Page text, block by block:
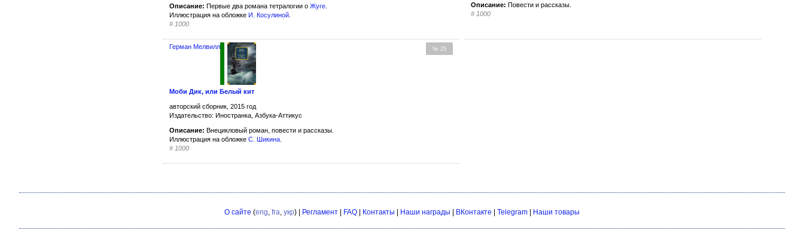
Описание: Первые два романа тетралогии о Жуге
Иллюстрация на обложке И. Косулиной
# 1000
Описание: Повести и рассказы.
# 1000
№ 25
Герман Мелвилл
Моби Дик, или Белый кит
авторский сборник, 2015 год
Издательство: Иностранка, Азбука-Аттикус
Описание: Внецикловый роман, повести и рассказы.
Иллюстрация на обложке С. Шикина
# 1000
О сайте (eng, fra, укр) | Регламент FAQ Контакты Наши награды ВКонтакте Telegram Наши товары